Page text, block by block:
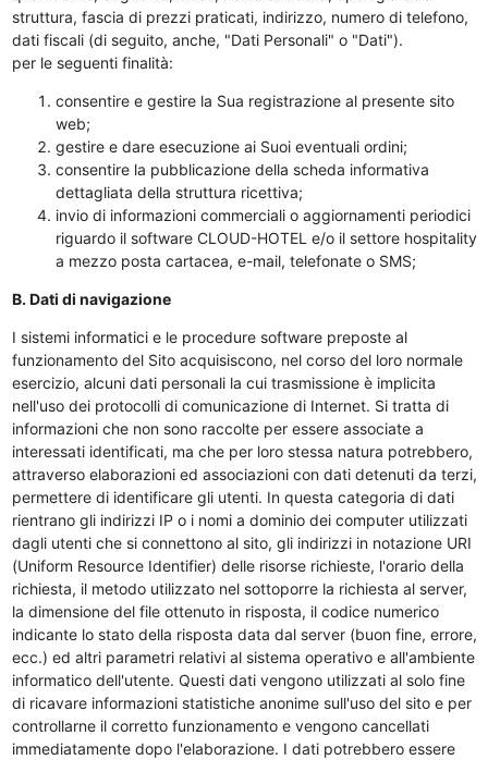
struttura, fascia di prezzi praticati, indirizzo, numero di telefono,
dati fiscali (di seguito, anche, "Dati Personali" o "Dati").
per le seguenti finalità:
consentire e gestire la Sua registrazione al presente sito
web;
gestire e dare esecuzione ai Suoi eventuali ordini;
consentire la pubblicazione della scheda informativa
dettagliata della struttura ricettiva;
invio di informazioni commerciali o aggiornamenti periodici
riguardo il software CLOUD-HOTEL e/o il settore hospitality
a mezzo posta cartacea, e-mail, telefonate o SMS;
B. Dati di navigazione
I sistemi informatici e le procedure software preposte al
funzionamento del Sito acquisiscono, nel corso del loro normale
esercizio, alcuni dati personali la cui trasmissione è implicita
nell'uso dei protocolli di comunicazione di Internet. Si tratta di
informazioni che non sono raccolte per essere associate a
interessati identificati, ma che per loro stessa natura potrebbero,
attraverso elaborazioni ed associazioni con dati detenuti da terzi,
permettere di identificare gli utenti. In questa categoria di dati
rientrano gli indirizzi IP o i nomi a dominio dei computer utilizzati
dagli utenti che si connettono al sito, gli indirizzi in notazione URI
(Uniform Resource Identifier) delle risorse richieste, l'orario della
richiesta, il metodo utilizzato nel sottoporre la richiesta al server,
la dimensione del file ottenuto in risposta, il codice numerico
indicante lo stato della risposta data dal server (buon fine, errore,
ecc.) ed altri parametri relativi al sistema operativo e all'ambiente
informatico dell'utente. Questi dati vengono utilizzati al solo fine
di ricavare informazioni statistiche anonime sull'uso del sito e per
controllarne il corretto funzionamento e vengono cancellati
immediatamente dopo l'elaborazione. I dati potrebbero essere